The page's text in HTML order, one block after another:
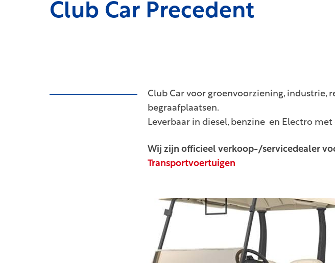
Club Car Precedent
Club Car voor groenvoorziening, industrie,
begraafplaatsen.
Leverbaar in diesel, benzine en Electro met
Wij zijn officieel verkoop-/servicedealer
Transportvoertuigen